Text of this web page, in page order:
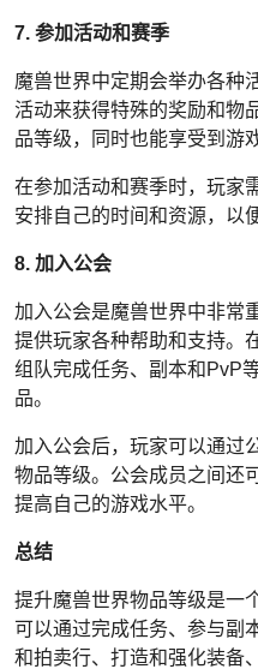
7. 参加活动和赛季
魔兽世界中定期会举办各种
活动来获得特殊的奖励和物
品等级，同时也能享受到游
在参加活动和赛季时，玩家
安排自己的时间和资源，以
8. 加入公会
加入公会是魔兽世界中非常
提供玩家各种帮助和支持。
组队完成任务、副本和PvP
品。
加入公会后，玩家可以通过
物品等级。公会成员之间还
提高自己的游戏水平。
总结
提升魔兽世界物品等级是一
可以通过完成任务、参与副
和拍卖行、打造和强化装备